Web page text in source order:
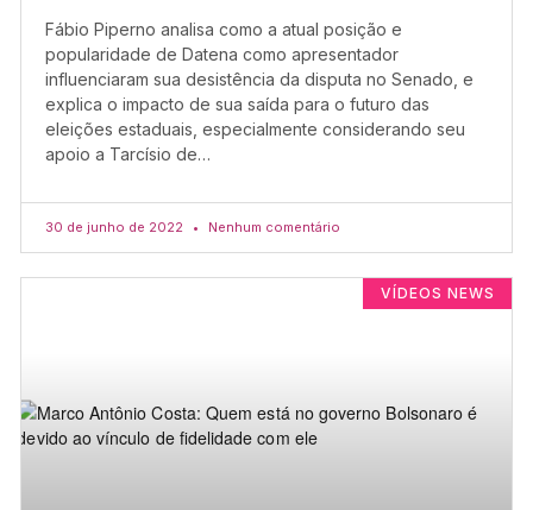
Fábio Piperno analisa como a atual posição e
popularidade de Datena como apresentador
influenciaram sua desistência da disputa no Senado, e
explica o impacto de sua saída para o futuro das
eleições estaduais, especialmente considerando seu
apoio a Tarcísio de…
30 de junho de 2022 Nenhum comentário
VÍDEOS NEWS